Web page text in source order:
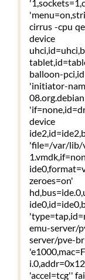
cirrus -cpu
balloon-
'initiator-
device
'file=/var/lib/
emu-server/
server/
'accel=tcg''